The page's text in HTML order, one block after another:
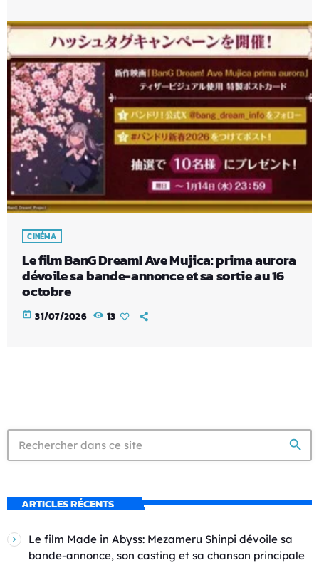
CINÉMA
Le film BanG Dream! Ave Mujica: prima aurora
dévoile sa bande-annonce et sa sortie au 16
octobre
today 31/07/2026 13
search
ARTICLES RÉCENTS
Le film Made in Abyss: Mezameru Shinpi dévoile sa
bande-annonce, son casting et sa chanson principale